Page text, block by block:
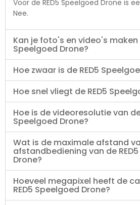
Voor de RED5 Speelgoed Drone is
Nee.
Kan je foto's en video's maken
Speelgoed Drone?
Hoe zwaar is de RED5
Hoe snel vliegt de RED5
Hoe is de videoresolutie van de
Speelgoed Drone?
Wat is de maximale afstand
afstandbediening van de
Drone?
Hoeveel megapixel heeft de
RED5 Speelgoed Drone?